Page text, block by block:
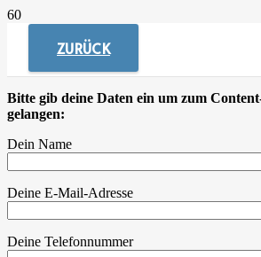
ZURÜCK
Bitte gib deine Daten ein um zum
gelangen:
Dein Name
Deine E-Mail-Adresse
Deine Telefonnummer